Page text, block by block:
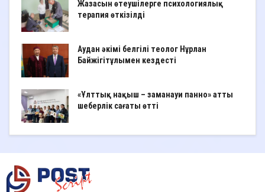
Жазасын өтеушілерге психологиялық
терапия өткізілді
Аудан әкімі белгілі теолог Нұрлан
Байжігітұлымен кездесті
«Ұлттық нақыш – заманауи панно» атты
шеберлік сағаты өтті